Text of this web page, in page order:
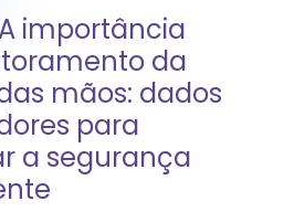
importância
da
mãos: dados
para
a segurança